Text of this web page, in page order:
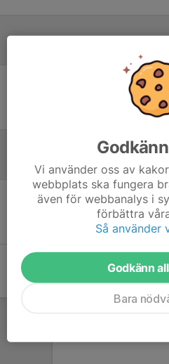
Ingen
Referat
Inget
Vi använder oss av
webbplats ska fungera
även för webbanalys i
förbättra
Så använder
Godkänn
Bara